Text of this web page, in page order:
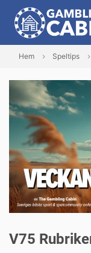
Hem Speltips
V75